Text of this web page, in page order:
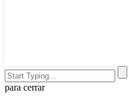
para cerrar